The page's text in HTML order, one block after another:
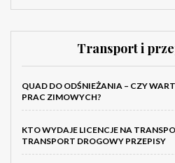
Transport i
QUAD DO ODŚNIEŻANIA – CZY
PRAC ZIMOWYCH?
KTO WYDAJE LICENCJE NA
TRANSPORT DROGOWY PRZEPISY